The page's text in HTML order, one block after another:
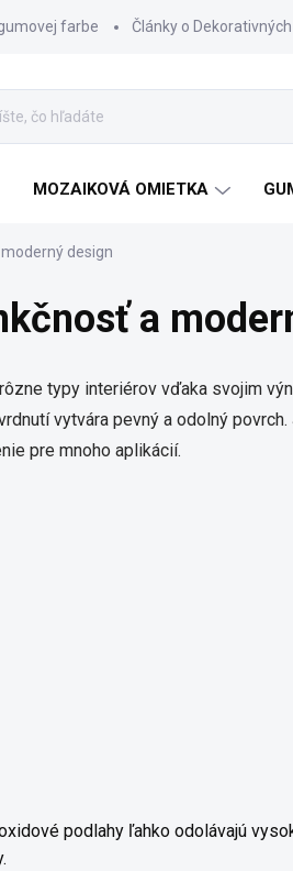
farbe Články o
MOZAIKOVÁ OMIETKA
design
a
typy interiérov vďaka svojim
vytvára pevný a odolný
pre mnoho aplikácií.
podlahy ľahko odolávajú